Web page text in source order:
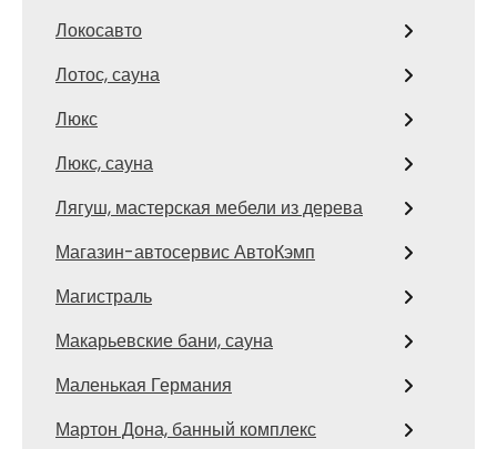
Локосавто
Лотос, сауна
Люкс
Люкс, сауна
Лягуш, мастерская мебели из дерева
Магазин-автосервис АвтоКэмп
Магистраль
Макарьевские бани, сауна
Маленькая Германия
Мартон Дона, банный комплекс